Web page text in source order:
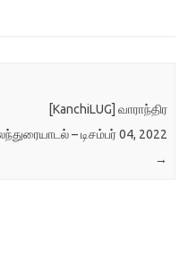
[KanchiLUG] வாராந்திர
– டிசம்பர் 04, 2022
→